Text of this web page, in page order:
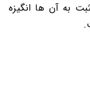
به آن ها انگیزه